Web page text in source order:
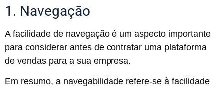
1. Navegação
A facilidade de navegação é um aspecto importante
para considerar antes de contratar uma plataforma
de vendas para a sua empresa.
Em resumo, a navegabilidade refere-se à facilidade